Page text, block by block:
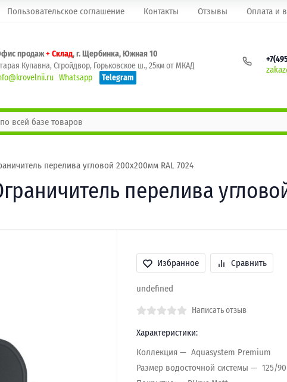
Пользовательское соглашение Контакты Отзывы Оплата и
продаж+ Склад, г. Щербинка, Южная 10
Купавна, Стройдвор, Горьковское ш., 25км от МКАД
Whatsapp Telegram
перелива угловой 200х200мм RAL 7024
перелива
Избранное Сравнить
undefined
Написать отзыв
Характеристики:
Коллекция
Aquasystem Premium
Размер водосточной системы
125/90